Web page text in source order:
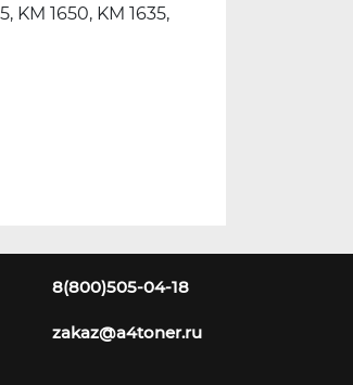
KM 1650, KM 1635,
8(800)505-04-18
zakaz@a4toner.ru